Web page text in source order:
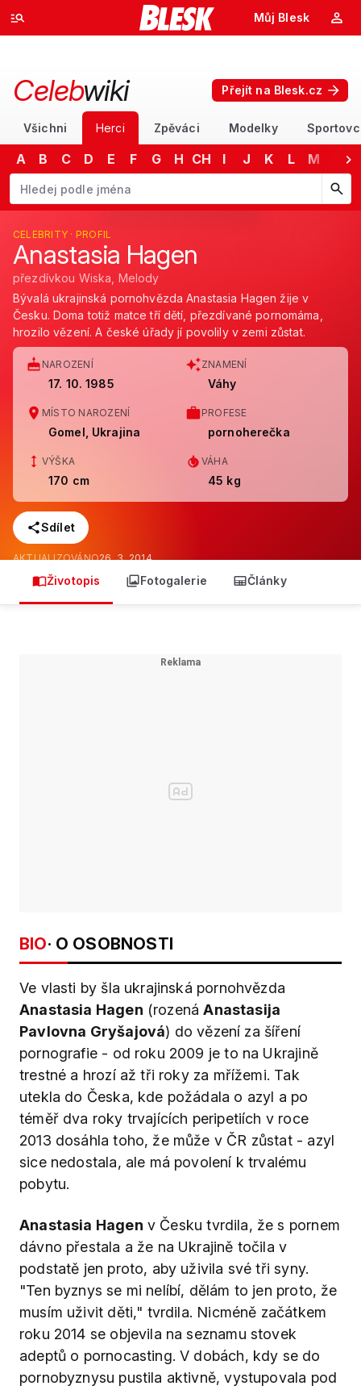
Můj Blesk
Celebwiki Přejít na Blesk.cz
Všichni Herci Zpěváci Modelky
A B C D E F G H CH I J K L M
Začněte psát jméno. Šipkami dolů a nahoru procházejte návrhy,
CELEBRITY · PROFIL
Anastasia Hagen
přezdívkou Wiska, Melody
Bývalá ukrajinská pornohvězda Anastasia Hagen žije v
Česku. Doma totiž matce tří dětí, přezdívané pornomáma,
hrozilo vězení. A české úřady jí povolily v zemi zůstat.
NAROZENÍ
17. 10. 1985
ZNAMENÍ
Váhy
MÍSTO NAROZENÍ
Gomel, Ukrajina
PROFESE
pornoherečka
VÝŠKA
170 cm
VÁHA
45 kg
Sdílet
AKTUALIZOVÁNO26. 3. 2014
Životopis Fotogalerie Články
BIO· O OSOBNOSTI
Ve vlasti by šla ukrajinská pornohvězda
Anastasia Hagen (rozenáAnastasija
Pavlovna Gryšajová) do vězení za šíření
pornografie - od roku 2009 je to na Ukrajině
trestné a hrozí až tři roky za mřížemi. Tak
utekla do Česka, kde požádala o azyl a po
téměř dva roky trvajících peripetiích v roce
2013 dosáhla toho, že může v ČR zůstat - azyl
sice nedostala, ale má povolení k trvalému
pobytu.
Anastasia Hagen v Česku tvrdila, že s pornem
dávno přestala a že na Ukrajině točila v
podstatě jen proto, aby uživila své tři syny.
"Ten byznys se mi nelíbí, dělám to jen proto, že
musím uživit děti," tvrdila. Nicméně začátkem
roku 2014 se objevila na seznamu stovek
adeptů o pornocasting. V dobách, kdy se do
pornobyznysu pustila aktivně, vystupovala pod